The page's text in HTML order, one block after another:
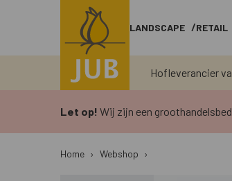
LANDSCAPE RETAIL
Hofleverancier
Let op! Wij zijn een
Home › Webshop ›